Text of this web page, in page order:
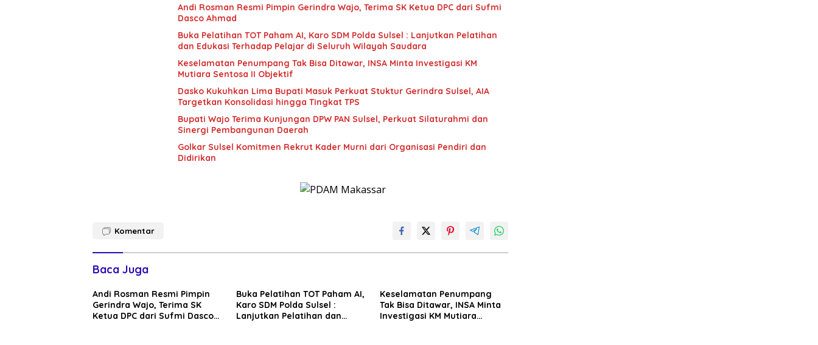
Andi Rosman Resmi Pimpin Gerindra Wajo, Terima SK Ketua DPC dari Sufmi
Dasco Ahmad
Buka Pelatihan TOT Paham AI, Karo SDM Polda Sulsel : Lanjutkan Pelatihan
dan Edukasi Terhadap Pelajar di Seluruh Wilayah Saudara
Keselamatan Penumpang Tak Bisa Ditawar, INSA Minta Investigasi KM
Mutiara Sentosa II Objektif
Dasko Kukuhkan Lima Bupati Masuk Perkuat Stuktur Gerindra Sulsel, AIA
Targetkan Konsolidasi hingga Tingkat TPS
Bupati Wajo Terima Kunjungan DPW PAN Sulsel, Perkuat Silaturahmi dan
Sinergi Pembangunan Daerah
Golkar Sulsel Komitmen Rekrut Kader Murni dari Organisasi Pendiri dan
Didirikan
Komentar
Baca Juga
Andi Rosman Resmi Pimpin
Gerindra Wajo, Terima SK
Ketua DPC dari Sufmi Dasco
Buka Pelatihan TOT Paham AI,
Karo SDM Polda Sulsel :
Lanjutkan Pelatihan dan
Keselamatan Penumpang
Tak Bisa Ditawar, INSA Minta
Investigasi KM Mutiara